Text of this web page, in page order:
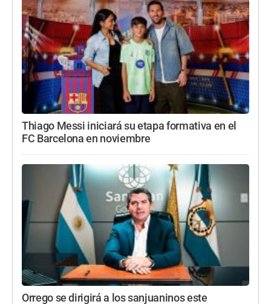
Thiago Messi iniciará su etapa formativa en el
FC Barcelona en noviembre
Orrego se dirigirá a los sanjuaninos este